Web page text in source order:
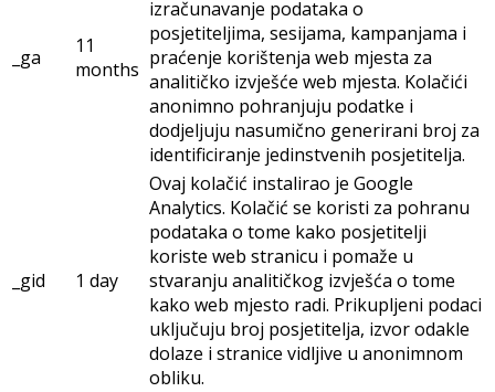
_ga
11
months
izračunavanje podataka o
posjetiteljima, sesijama, kampanjama i
praćenje korištenja web mjesta za
analitičko izvješće web mjesta. Kolačići
anonimno pohranjuju podatke i
dodjeljuju nasumično generirani broj za
identificiranje jedinstvenih posjetitelja.
_gid 1 day
Ovaj kolačić instalirao je Google
Analytics. Kolačić se koristi za pohranu
podataka o tome kako posjetitelji
koriste web stranicu i pomaže u
stvaranju analitičkog izvješća o tome
kako web mjesto radi. Prikupljeni podaci
uključuju broj posjetitelja, izvor odakle
dolaze i stranice vidljive u anonimnom
obliku.